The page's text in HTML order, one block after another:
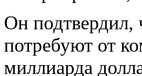
Он подтвердил,
потребуют от
миллиарда